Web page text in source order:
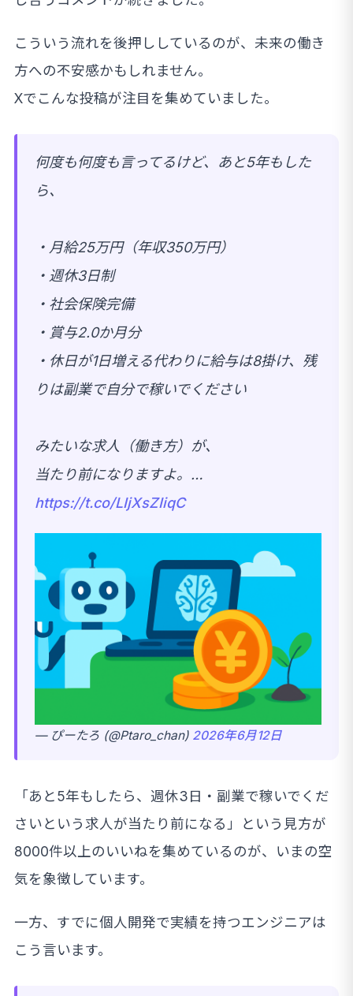
こういう流れを後押ししているのが、未来の働き
方への不安感かもしれません。
Xでこんな投稿が注目を集めていました。
何度も何度も言ってるけど、あと5年もした
ら、
・月給25万円（年収350万円）
・週休3日制
・社会保険完備
・賞与2.0か月分
・休日が1日増える代わりに給与は8掛け、残
りは副業で自分で稼いでください
みたいな求人（働き方）が、
当たり前になりますよ。…
https://t.co/LIjXsZIiqC
— ぴーたろ (@Ptaro_chan) 2026年6月12日
「あと5年もしたら、週休3日・副業で稼いでくだ
さいという求人が当たり前になる」という見方が
8000件以上のいいねを集めているのが、いまの空
気を象徴しています。
一方、すでに個人開発で実績を持つエンジニアは
こう言います。